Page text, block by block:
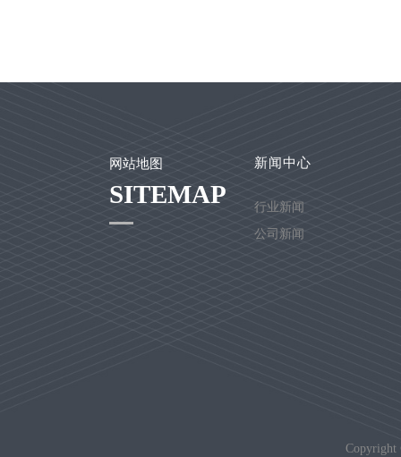
网站地图
SITEMAP
新闻中心
行业新闻
公司新闻